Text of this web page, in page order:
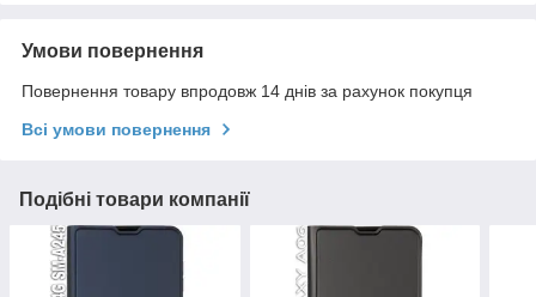
Умови повернення
Повернення товару впродовж 14 днів за рахунок покупця
Всі умови повернення
Подібні товари компанії